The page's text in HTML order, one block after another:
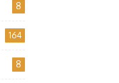
8
164
8